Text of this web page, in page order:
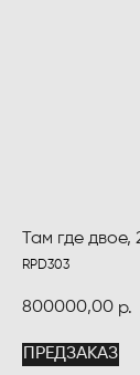
Там где двое,
RPD303
800000,00 р.
ПРЕДЗАКАЗ